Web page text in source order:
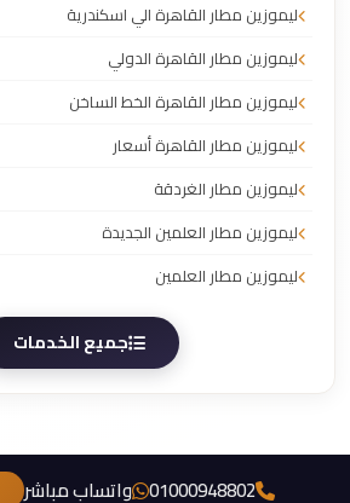
ليموزين مطار القاهرة الي اسكندرية
ليموزين مطار القاهرة الدولي
ليموزين مطار القاهرة الخط الساخن
ليموزين مطار القاهرة أسعار
ليموزين مطار الغردقة
ليموزين مطار العلمين الجديدة
ليموزين مطار العلمين
جميع الخدمات
01000948802 واتساب مباشر